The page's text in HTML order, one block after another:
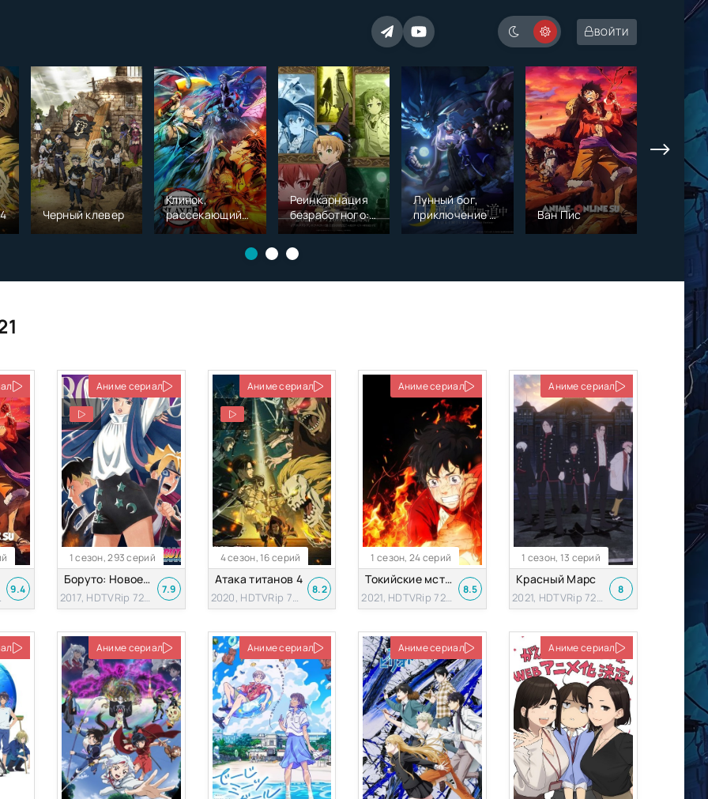
ВОЙТИ
Черный клевер
Клинок,
рассекающий
демонов:
Реинкарнация
безработного:
История о
приключениях
в другом мире
Лунный бог,
приключение и
другой мир
Ван Пис
9.4
Аниме сериал
1 сезон, 293 серий
Боруто: Новое поколение Наруто
2017, HDTVRip 720p
7.9
Аниме сериал
4 сезон, 16 серий
Атака титанов 4
2020, HDTVRip 720p
8.2
Аниме сериал
1 сезон, 24 серий
Токийские мстители
2021, HDTVRip 720p
8.5
Аниме сериал
1 сезон, 13 серий
Красный Марс
2021, HDTVRip 720p
8
Аниме сериал Аниме сериал Аниме сериал Аниме сериал